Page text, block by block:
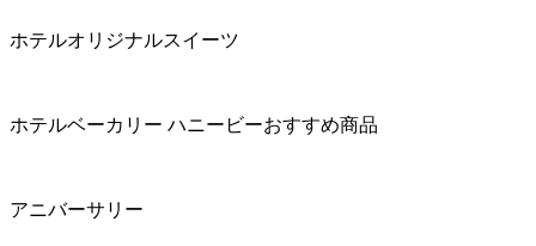
ホテルオリジナルスイーツ
ホテルベーカリー ハニービーおすすめ商品
アニバーサリー